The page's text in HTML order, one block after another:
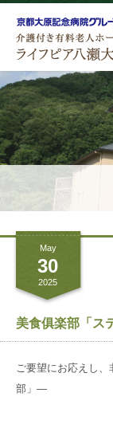
私たちの想い
ライフピアの暮
ライフピアの暮らし
こだわりのお食事
行事・レクリエーショ
館内注意事項
医療・看護体制
医療看護体制
リハビリテーション
プラン費用
諸費用についてのよ
ご入居について
アクセス
May
30
2025
美食俱楽部「ス
ご要望にお応えし
部」―